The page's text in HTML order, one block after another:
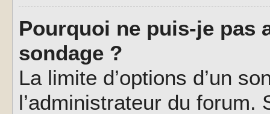
Pourquoi ne puis-je pas
sondage ?
La limite d’options d’un
l’administrateur du forum.